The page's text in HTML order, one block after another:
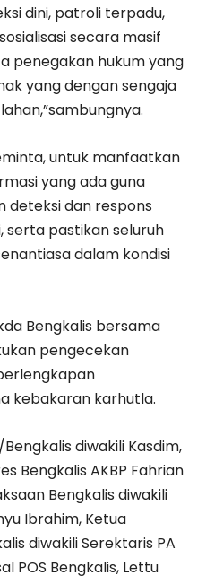
dini, patroli terpadu,
secara masif
penegakan hukum yang
yang dengan sengaja
untuk manfaatkan
yang ada guna
deteksi dan respons
pastikan seluruh
dalam kondisi
Bengkalis bersama
pengecekan
kebakaran karhutla.
diwakili Kasdim,
Bengkalis AKBP Fahrian
Bengkalis diwakili
Ibrahim, Ketua
diwakili Serektaris PA
POS Bengkalis, Lettu